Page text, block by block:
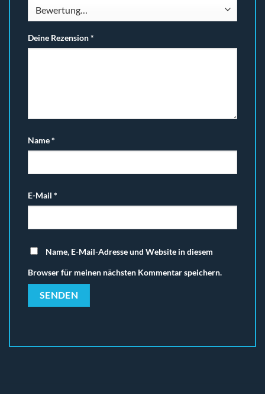
Deine Rezension*
Name*
E-Mail *
Name, E-Mail-Adresse und Website in diesem
Browser für meinen nächsten Kommentar speichern.